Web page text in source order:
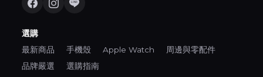
選購
最新商品 手機殼 Apple Watch
周邊與零配件
品牌嚴選
選購指南